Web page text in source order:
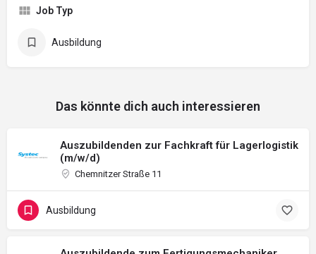
Job Typ
Ausbildung
Das könnte dich auch interessieren
Auszubildenden zur Fachkraft für Lagerlogistik
(m/w/d)
Chemnitzer Straße 11
Ausbildung